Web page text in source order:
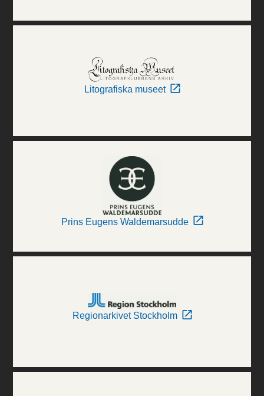
Litografiska museet
Prins Eugens Waldemarsudde
Regionarkivet Stockholm